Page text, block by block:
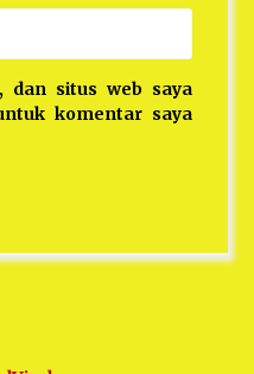
dan situs web saya
komentar saya